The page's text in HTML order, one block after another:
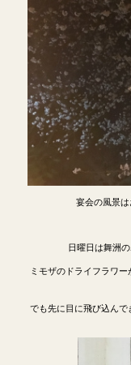
宴会の風景
日曜日は舞洲
ミモザのドライフラワ
でも先に目に飛び込ん